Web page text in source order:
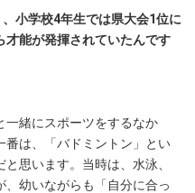
小学校4年生では県大会1位に
才能が発揮されていたんです
一緒にスポーツをするなか
番は、「バドミントン」とい
思います。当時は、水泳、
幼いながらも「自分に合っ